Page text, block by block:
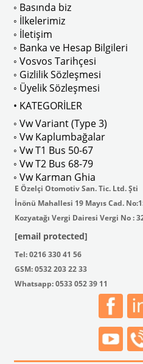
isteyenler için tercih edilir.
: AC711500 / 80500
◦ Basında biz
◦ İlkelerimiz
◦ İletişim
◦ Banka ve Hesap Bilgileri
◦ Vosvos Tarihçesi
◦ Gizlilik Sözleşmesi
◦ Üyelik Sözleşmesi
• KATEGORİLER
◦ Vw Variant (Type 3)
◦ Vw Kaplumbağalar
◦ Vw T1 Bus 50-67
◦ Vw T2 Bus 68-79
◦ Vw Karman Ghia
E Özelçi Otomotiv San. Tic. Ltd. Şti
İnönü Mahallesi 19 Mayıs Cad.
Kozyatağı Vergi Dairesi Vergi No :
[email protected]
Tel: 0216 330 41 56
GSM: 0532 203 22 33
Whatsapp: 0533 052 39 11